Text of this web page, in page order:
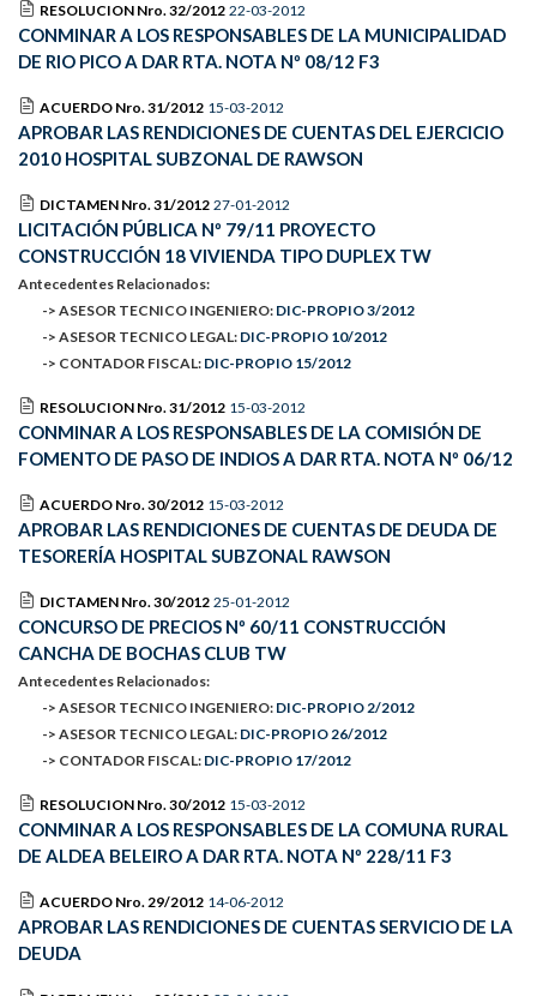
RESOLUCION Nro. 32/2012 22-03-2012
CONMINAR A LOS RESPONSABLES DE LA MUNICIPALIDAD
DE RIO PICO A DAR RTA. NOTA Nº 08/12 F3
ACUERDO Nro. 31/2012 15-03-2012
APROBAR LAS RENDICIONES DE CUENTAS DEL EJERCICIO
2010 HOSPITAL SUBZONAL DE RAWSON
DICTAMEN Nro. 31/2012 27-01-2012
LICITACIÓN PÚBLICA Nº 79/11 PROYECTO
CONSTRUCCIÓN 18 VIVIENDA TIPO DUPLEX TW
Antecedentes Relacionados:
-> ASESOR TECNICO INGENIERO: DIC-PROPIO 3/2012
-> ASESOR TECNICO LEGAL: DIC-PROPIO 10/2012
-> CONTADOR FISCAL: DIC-PROPIO 15/2012
RESOLUCION Nro. 31/2012 15-03-2012
CONMINAR A LOS RESPONSABLES DE LA COMISIÓN DE
FOMENTO DE PASO DE INDIOS A DAR RTA. NOTA Nº 06/12
ACUERDO Nro. 30/2012 15-03-2012
APROBAR LAS RENDICIONES DE CUENTAS DE DEUDA DE
TESORERÍA HOSPITAL SUBZONAL RAWSON
DICTAMEN Nro. 30/2012 25-01-2012
CONCURSO DE PRECIOS Nº 60/11 CONSTRUCCIÓN
CANCHA DE BOCHAS CLUB TW
Antecedentes Relacionados:
-> ASESOR TECNICO INGENIERO: DIC-PROPIO 2/2012
-> ASESOR TECNICO LEGAL: DIC-PROPIO 26/2012
-> CONTADOR FISCAL: DIC-PROPIO 17/2012
RESOLUCION Nro. 30/2012 15-03-2012
CONMINAR A LOS RESPONSABLES DE LA COMUNA RURAL
DE ALDEA BELEIRO A DAR RTA. NOTA Nº 228/11 F3
ACUERDO Nro. 29/2012 14-06-2012
APROBAR LAS RENDICIONES DE CUENTAS SERVICIO DE LA
DEUDA